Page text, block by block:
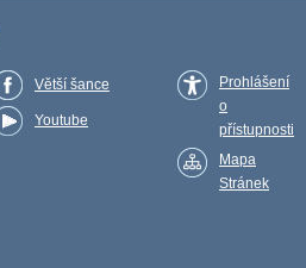
Větší šance
Youtube
Prohlášení
o
přístupnosti
Mapa
Stránek